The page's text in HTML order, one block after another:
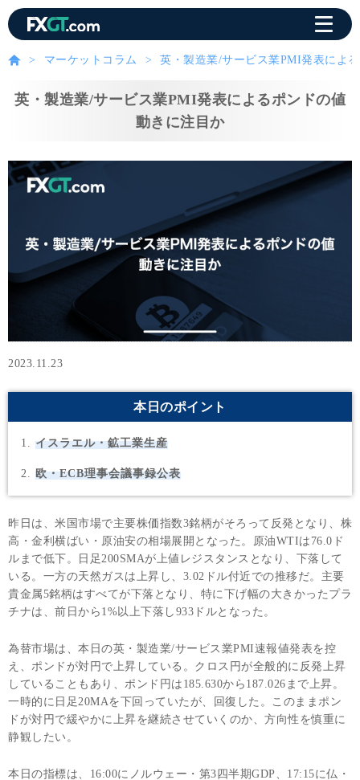
マーケットコラム 英・製造業/サービス業PMI発表によ
英・製造業/サービス業PMI発表によるポンドの値
動きに注目か
2023.11.23
本日のポイント
イスラエル・鉱工業生産
欧・ECB理事会議事録公表
昨日は、米国市場で主要株価指数3銘柄がそろって反発となり、株
高・金利横ばい・原油安の相場展開となった。原油WTIは76.0ド
ルまで低下。日足200SMAが上値レジスタンスとなり、下落して
いる。一方の天然ガスは上昇し、3.02ドル付近での推移だ。主要
貴金属5銘柄はすべてが下落となり、特に下げ幅の大きかったプラ
チナは、前日から1%以上下落し933ドルとなった。
為替市場は、本日の英・製造業/サービス業PMI速報値発表を控
え、ポンドが対円で上昇している。クロス円が全般的に反発上昇
していることもあり、ポンド円は185.630から187.026まで上昇。
一時的に日足20MAを下回っていたが、回復した。このままポン
ドが対円で緩やかに上昇を継続させていくのか、方向性を慎重に
静観したい。
本日の指標は、16:00にノルウェー・第3四半期GDP、17:15に仏・